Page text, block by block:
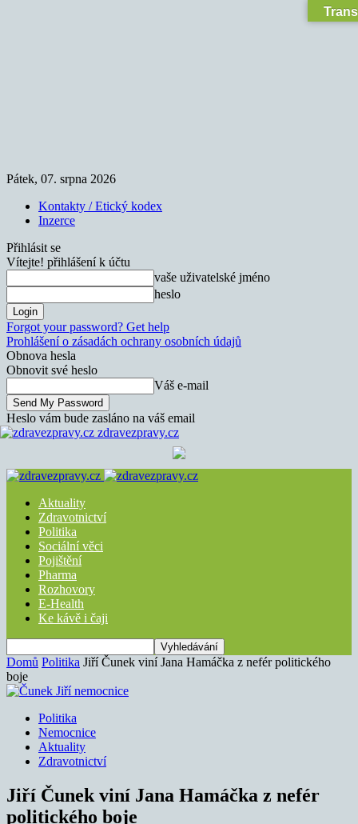
Pátek, 07. srpna 2026
Kontakty / Etický kodex
Inzerce
Přihlásit se
Vítejte! přihlášení k účtu
vaše uživatelské jméno
heslo
Forgot your password? Get help
Prohlášení o zásadách ochrany osobních údajů
Obnova hesla
Obnovit své heslo
Váš e-mail
Heslo vám bude zasláno na váš email
zdravezpravy.cz
Aktuality
Zdravotnictví
Politika
Sociální věci
Pojištění
Pharma
Rozhovory
E-Health
Ke kávě i čaji
Domů Politika Jiří Čunek viní Jana Hamáčka z nefér politického
boje
Politika
Nemocnice
Aktuality
Zdravotnictví
Jiří Čunek viní Jana Hamáčka z nefér
politického boje